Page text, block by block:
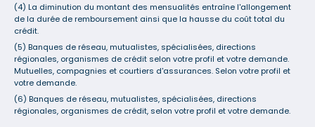
(4) La diminution du montant des mensualités entraîne l'allongement
de la durée de remboursement ainsi que la hausse du coût total du
crédit.
(5) Banques de réseau, mutualistes, spécialisées, directions
régionales, organismes de crédit selon votre profil et votre demande.
Mutuelles, compagnies et courtiers d'assurances. Selon votre profil et
votre demande.
(6) Banques de réseau, mutualistes, spécialisées, directions
régionales, organismes de crédit, selon votre profil et votre demande.